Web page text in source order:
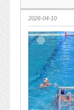
2026-04-10